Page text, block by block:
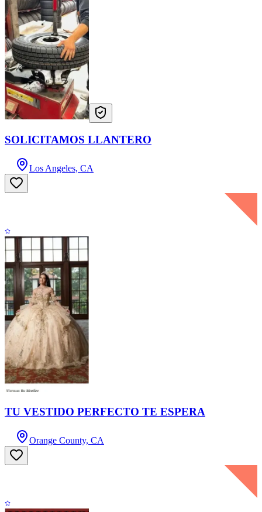
SOLICITAMOS LLANTERO
Los Angeles, CA
TU VESTIDO PERFECTO TE ESPERA
Orange County, CA